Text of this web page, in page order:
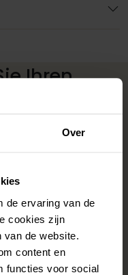
Over
de ervaring van de
cookies zijn
van de website.
content en
functies voor social
Ihren
passen, oder
oder
Brautlook ist erst
In unserem
für Braut